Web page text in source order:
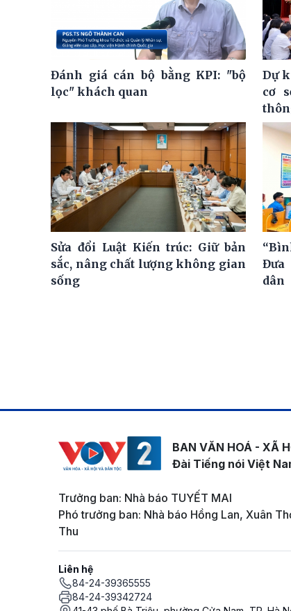
Đánh giá cán bộ bằng KPI: "bộ
lọc" khách quan
Dự
cơ
Sửa đổi Luật Kiến trúc: Giữ bản
sắc, nâng chất lượng không gian
sống
Đưa
dân
BAN VĂN HOÁ - XÃ
Đài Tiếng nói Việt
Trưởng ban: Nhà báo TUYẾT MAI
Phó trưởng ban: Nhà báo Hồng Lan, Xuân
Thu
Liên hệ
84-24-39365555
84-24-39342724